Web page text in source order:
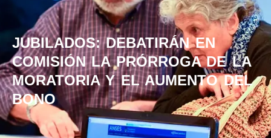
JUBILADOS: DEBATIRÁN EN
COMISIÓN LA PRÓRROGA DE LA
MORATORIA Y EL AUMENTO DEL
BONO